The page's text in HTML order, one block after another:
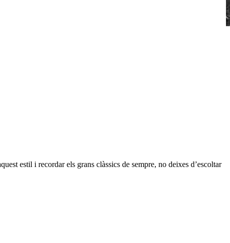
estil i recordar els grans clàssics de sempre, no deixes d’escoltar